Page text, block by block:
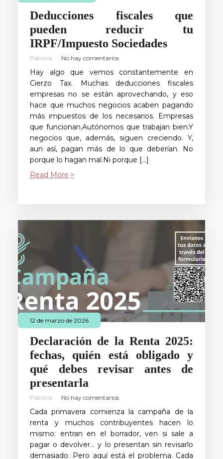
Deducciones fiscales que
pueden reducir tu
IRPF/Impuesto Sociedades
Patricia No hay comentarios
Hay algo que vemos constantemente en
Cierzo Tax. Muchas deducciones fiscales
empresas no se están aprovechando, y eso
hace que muchos negocios acaben pagando
más impuestos de los necesarios. Empresas
que funcionan.Autónomos que trabajan bien.Y
negocios que, además, siguen creciendo. Y,
aun así, pagan más de lo que deberían. No
porque lo hagan mal.Ni porque […]
Read More
12 de marzo de 2026
Declaración de la Renta 2025:
fechas, quién está obligado y
qué debes revisar antes de
presentarla
Patricia No hay comentarios
Cada primavera comienza la campaña de la
renta y muchos contribuyentes hacen lo
mismo: entran en el borrador, ven si sale a
pagar o devolver… y lo presentan sin revisarlo
demasiado. Pero aquí está el problema. Cada